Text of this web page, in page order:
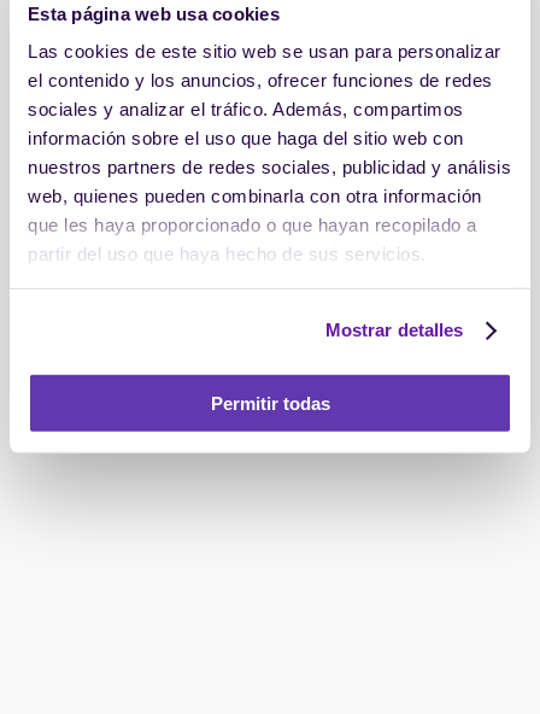
Esta página web usa cookies
Las cookies de este sitio web se usan para personalizar
el contenido y los anuncios, ofrecer funciones de redes
sociales y analizar el tráfico. Además, compartimos
información sobre el uso que haga del sitio web con
nuestros partners de redes sociales, publicidad y análisis
web, quienes pueden combinarla con otra información
que les haya proporcionado o que hayan recopilado a
partir del uso que haya hecho de sus servicios.
Mostrar detalles
Permitir todas